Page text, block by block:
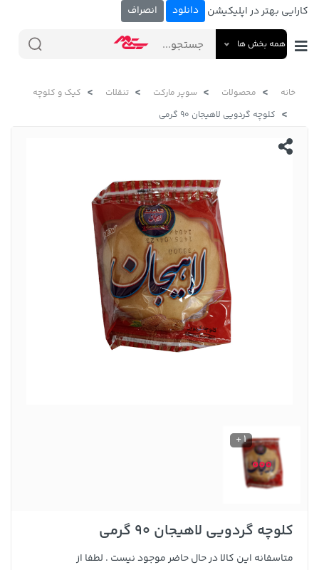
کارایی بهتر در اپلیکیشن دانلود انصراف
همه بخش ها
خانه محصولات سوپر مارکت تنقلات
کیک و کلوچه
کلوچه گردویی لاهیجان 90 گرمی
1 +
کلوچه گردویی لاهیجان 90 گرمی
متاسفانه این کالا در حال حاضر موجود نیست . لطفا از